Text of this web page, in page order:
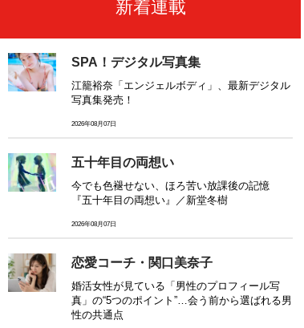
新着連載
SPA！デジタル写真集
江籠裕奈「エンジェルボディ」、最新デジタル
写真集発売！
2026年08月07日
五十年目の両想い
今でも色褪せない、ほろ苦い放課後の記憶
『五十年目の両想い』／新堂冬樹
2026年08月07日
恋愛コーチ・関口美奈子
婚活女性が見ている「男性のプロフィール写
真」の“5つのポイント”…会う前から選ばれる男
性の共通点